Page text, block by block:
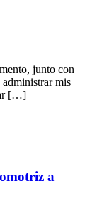
junto con
administrar mis
[…]
a